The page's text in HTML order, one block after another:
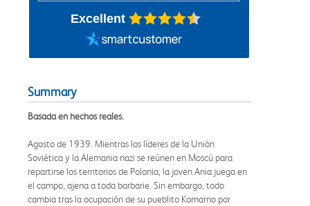
Excellent
Summary
Basada en hechos reales.
Agosto de 1939. Mientras los líderes de la Unión
Soviética y la Alemania nazi se reúnen en Moscú para
repartirse los territorios de Polonia, la joven Ania juega en
el campo, ajena a toda barbarie. Sin embargo, todo
cambia tras la ocupación de su pueblito Komarno por